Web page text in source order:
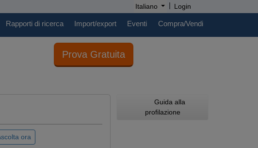
Italiano | Login
Rapporti di ricerca Import/export Eventi Compra/Vendi
Prova Gratuita
ora
Guida alla
profilazione